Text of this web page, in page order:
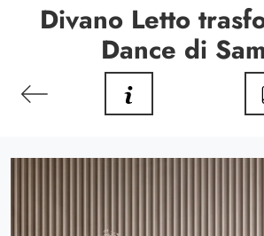
Divano Letto
Dance di